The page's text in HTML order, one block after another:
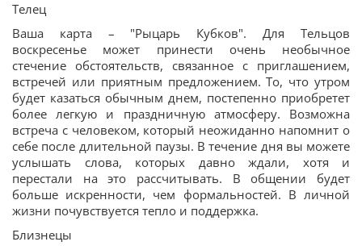
Телец
Ваша карта – "Рыцарь Кубков". Для Тельцов
воскресенье может принести очень необычное
стечение обстоятельств, связанное с приглашением,
встречей или приятным предложением. То, что утром
будет казаться обычным днем, постепенно приобретет
более легкую и праздничную атмосферу. Возможна
встреча с человеком, который неожиданно напомнит о
себе после длительной паузы. В течение дня вы можете
услышать слова, которых давно ждали, хотя и
перестали на это рассчитывать. В общении будет
больше искренности, чем формальностей. В личной
жизни почувствуется тепло и поддержка.
Близнецы